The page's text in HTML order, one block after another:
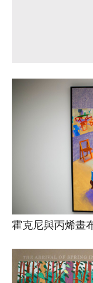
霍克尼與丙烯畫